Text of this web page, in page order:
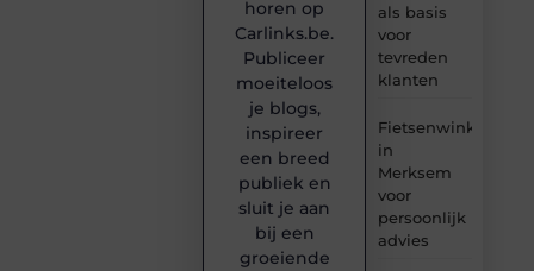
als basis
voor
tevreden
klanten
Fietsenwinkel
in
Merksem
voor
persoonlijk
advies
horen op
Carlinks.be.
Publiceer
moeiteloos
je blogs,
inspireer
een breed
publiek en
sluit je aan
bij een
groeiende